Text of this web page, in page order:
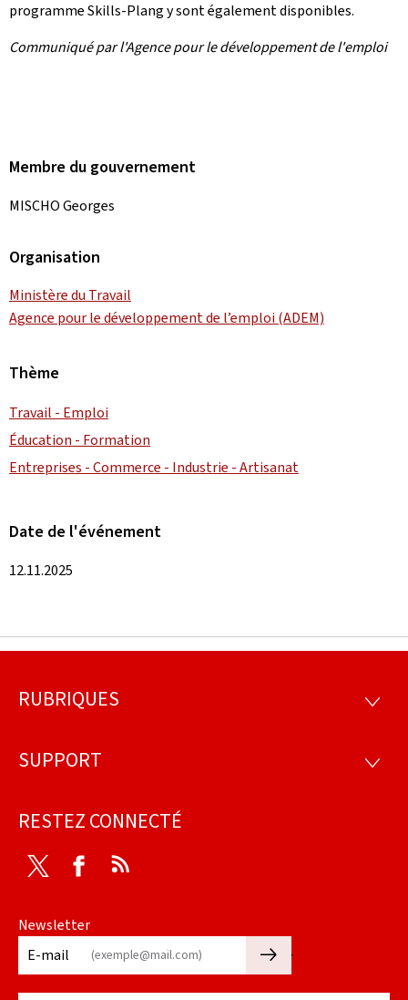
programmeSkills-Plangy sont également disponibles.
Communiqué par l'Agence pour le développement de l'emploi
Membre du gouvernement
MISCHO Georges
Organisation
Ministère du Travail
Agence pour le développement de l’emploi (ADEM)
Thème
Travail - Emploi
Éducation - Formation
Entreprises - Commerce - Industrie - Artisanat
Date de l'événement
12.11.2025
Pied
page
RUBRIQUES
SUPPORT
RESTEZ CONNECTÉ
Twitter Facebook
Newsletter
E-mail
🡒